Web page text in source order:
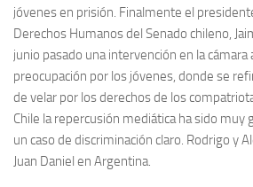
jóvenes en prisión. Finalmente el
Derechos Humanos del Senado chileno,
junio pasado una intervención en la
preocupación por los jóvenes, donde se
de velar por los derechos de los
Chile la repercusión mediática ha sido muy
un caso de discriminación claro. Rodrigo y
Juan Daniel en Argentina.